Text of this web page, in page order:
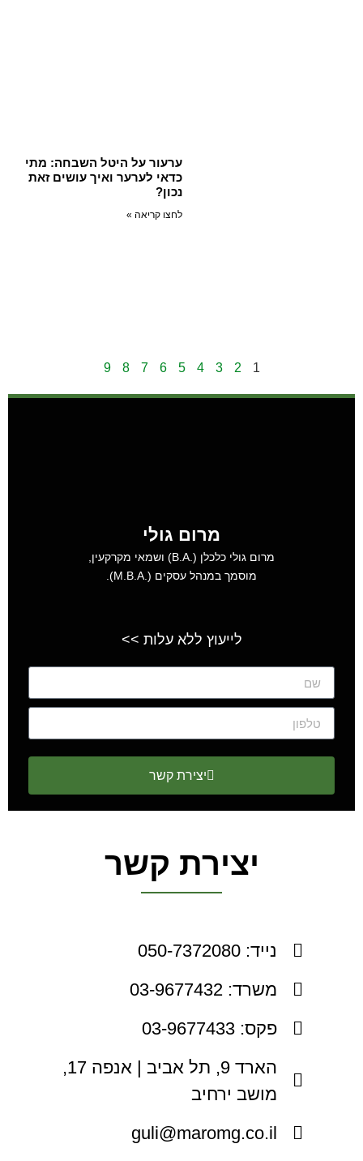
ערעור על היטל השבחה: מתי
כדאי לערער ואיך עושים זאת
נכון?
לחצו קריאה »
1
2
3
4
5
6
7
8
9
מרום גולי
מרום גולי כלכלן (.B.A) ושמאי מקרקעין,
מוסמך במנהל עסקים (.M.B.A).
לייעוץ ללא עלות >>
יצירת קשר
יצירת קשר
נייד: 050-7372080
משרד: 03-9677432
פקס: 03-9677433
הארד 9, תל אביב | אנפה 17,
מושב ירחיב
guli@maromg.co.il